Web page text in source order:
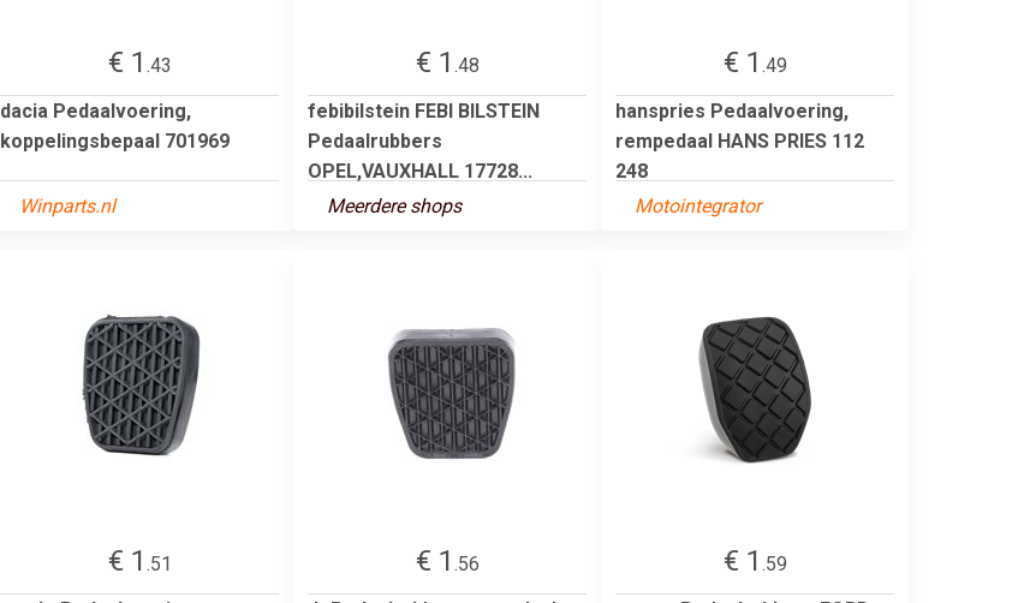
€ 1 .43
dacia Pedaalvoering,
koppelingsbepaal 701969
Winparts.nl
€ 1 .48
febibilstein FEBI BILSTEIN
Pedaalrubbers
OPEL,VAUXHALL 17728...
Meerdere shops
€ 1 .49
hanspries Pedaalvoering,
rempedaal HANS PRIES 112
248
Motointegrator
€ 1 .51
€ 1 .56
€ 1 .59